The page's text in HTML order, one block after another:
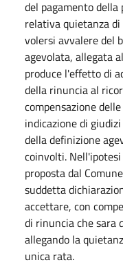
del pagamento
relativa quietanza
volersi avvalere del
agevolata, allegata
produce l'effetto di
della rinuncia al
compensazione
indicazione di
della definizione
coinvolti.
proposta dal
suddetta
accettare, con
di rinuncia che sara
allegando la
unica rata.